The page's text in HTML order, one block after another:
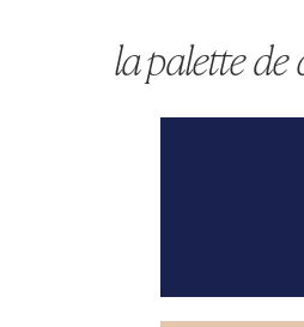
la palette de